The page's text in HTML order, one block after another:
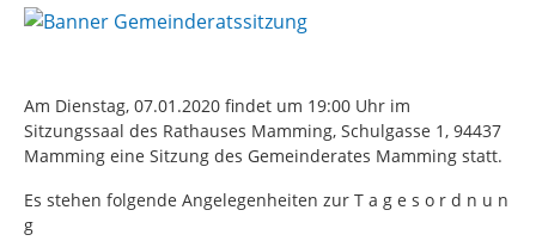
Am Dienstag, 07.01.2020 findet um 19:00 Uhr im
Sitzungssaal des Rathauses Mamming, Schulgasse 1, 94437
Mamming eine Sitzung des Gemeinderates Mamming statt.
Es stehen folgende Angelegenheiten zur T a g e s o r d n u n
g